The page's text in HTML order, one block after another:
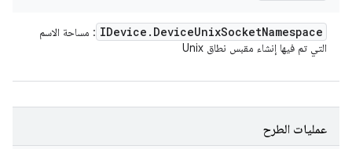
IDevice . DeviceUnixSocketNamespace
: مساحة الاسم
التي تم فيها إنشاء مقبس نطاق Unix
عمليات الطرح